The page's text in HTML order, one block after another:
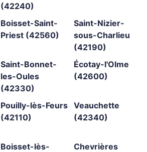
(42240)
Boisset-Saint-
Priest (42560)
Saint-Nizier-
sous-Charlieu
(42190)
Saint-Bonnet-
les-Oules
(42330)
Écotay-l'Olme
(42600)
Pouilly-lès-Feurs
(42110)
Veauchette
(42340)
Boisset-lès-
Chevrières